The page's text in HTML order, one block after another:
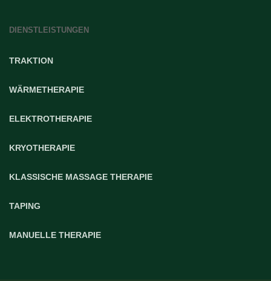
DIENSTLEISTUNGEN
TRAKTION
WÄRMETHERAPIE
ELEKTROTHERAPIE
KRYOTHERAPIE
KLASSISCHE MASSAGE THERAPIE
TAPING
MANUELLE THERAPIE